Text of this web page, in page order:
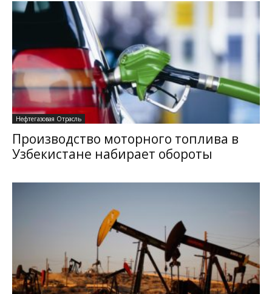
Нефтегазовая Отрасль
Производство моторного топлива в
Узбекистане набирает обороты